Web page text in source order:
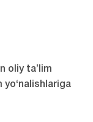
oliy ta’lim
yo‘nalishlariga